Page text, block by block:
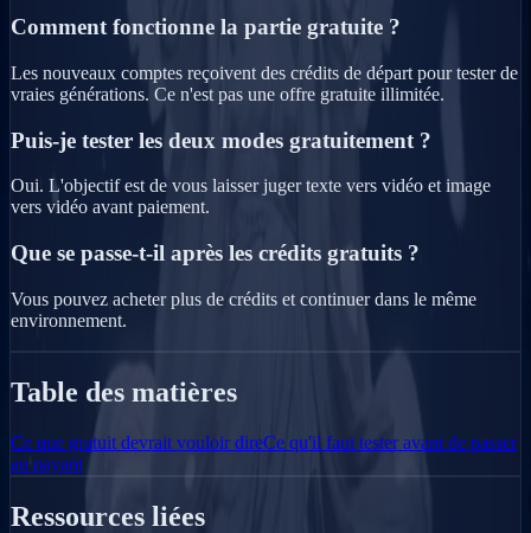
Comment fonctionne la partie gratuite ?
Les nouveaux comptes reçoivent des crédits de départ pour tester de
vraies générations. Ce n'est pas une offre gratuite illimitée.
Puis-je tester les deux modes gratuitement ?
Oui. L'objectif est de vous laisser juger texte vers vidéo et image
vers vidéo avant paiement.
Que se passe-t-il après les crédits gratuits ?
Vous pouvez acheter plus de crédits et continuer dans le même
environnement.
Table des matières
Ce que gratuit devrait vouloir direCe qu'il faut tester avant de passer
au payant
Ressources liées